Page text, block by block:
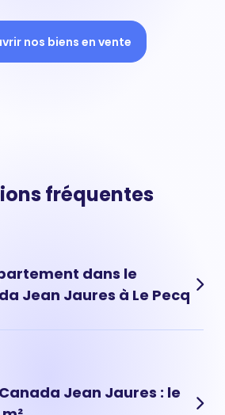
nos biens en vente
fréquentes
dans le
Jean Jaures à Le Pecq
(Le Pecq). Pour savoir combien
Jean Jaures : le